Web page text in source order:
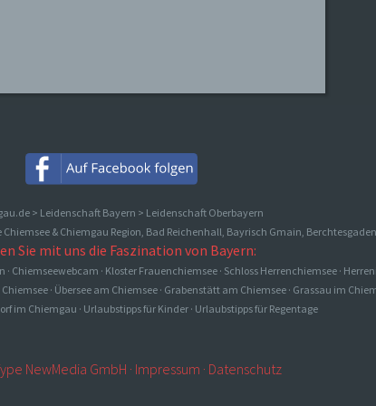
> Leidenschaft Bayern > Leidenschaft Oberbayern
& Chiemgau Region, Bad Reichenhall, Bayrisch Gmain,
Sie mit uns die Faszination von Bayern:
· Chiemseewebcam · Kloster Frauenchiemsee · Schloss Herrenchiemsee ·
· Übersee am Chiemsee · Grabenstätt am Chiemsee · Grassau im
im Chiemgau · Urlaubstipps für Kinder· Urlaubstipps für Regentage
NewMedia GmbH · Impressum · Datenschutz